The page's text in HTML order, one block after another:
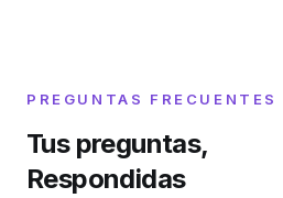
PREGUNTAS FRECUENTES
Tus preguntas,
Respondidas